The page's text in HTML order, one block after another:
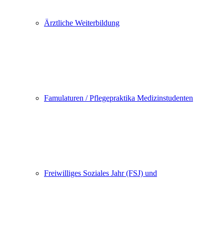
Ärztliche Weiterbildung
Famulaturen / Pflegepraktika Medizinstudenten
Freiwilliges Soziales Jahr (FSJ) und